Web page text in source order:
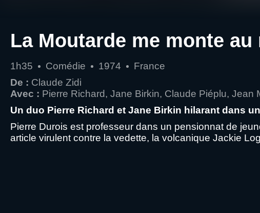
La Moutarde me monte au
1h35 Comédie 1974
France
De : Claude Zidi
Avec : Pierre Richard, Jane Birkin, Claude Piéplu, Jean
Un duo Pierre Richard et Jane Birkin hilarant dans
Pierre Durois est professeur dans un pensionnat de
article virulent contre la vedette, la volcanique Jackie